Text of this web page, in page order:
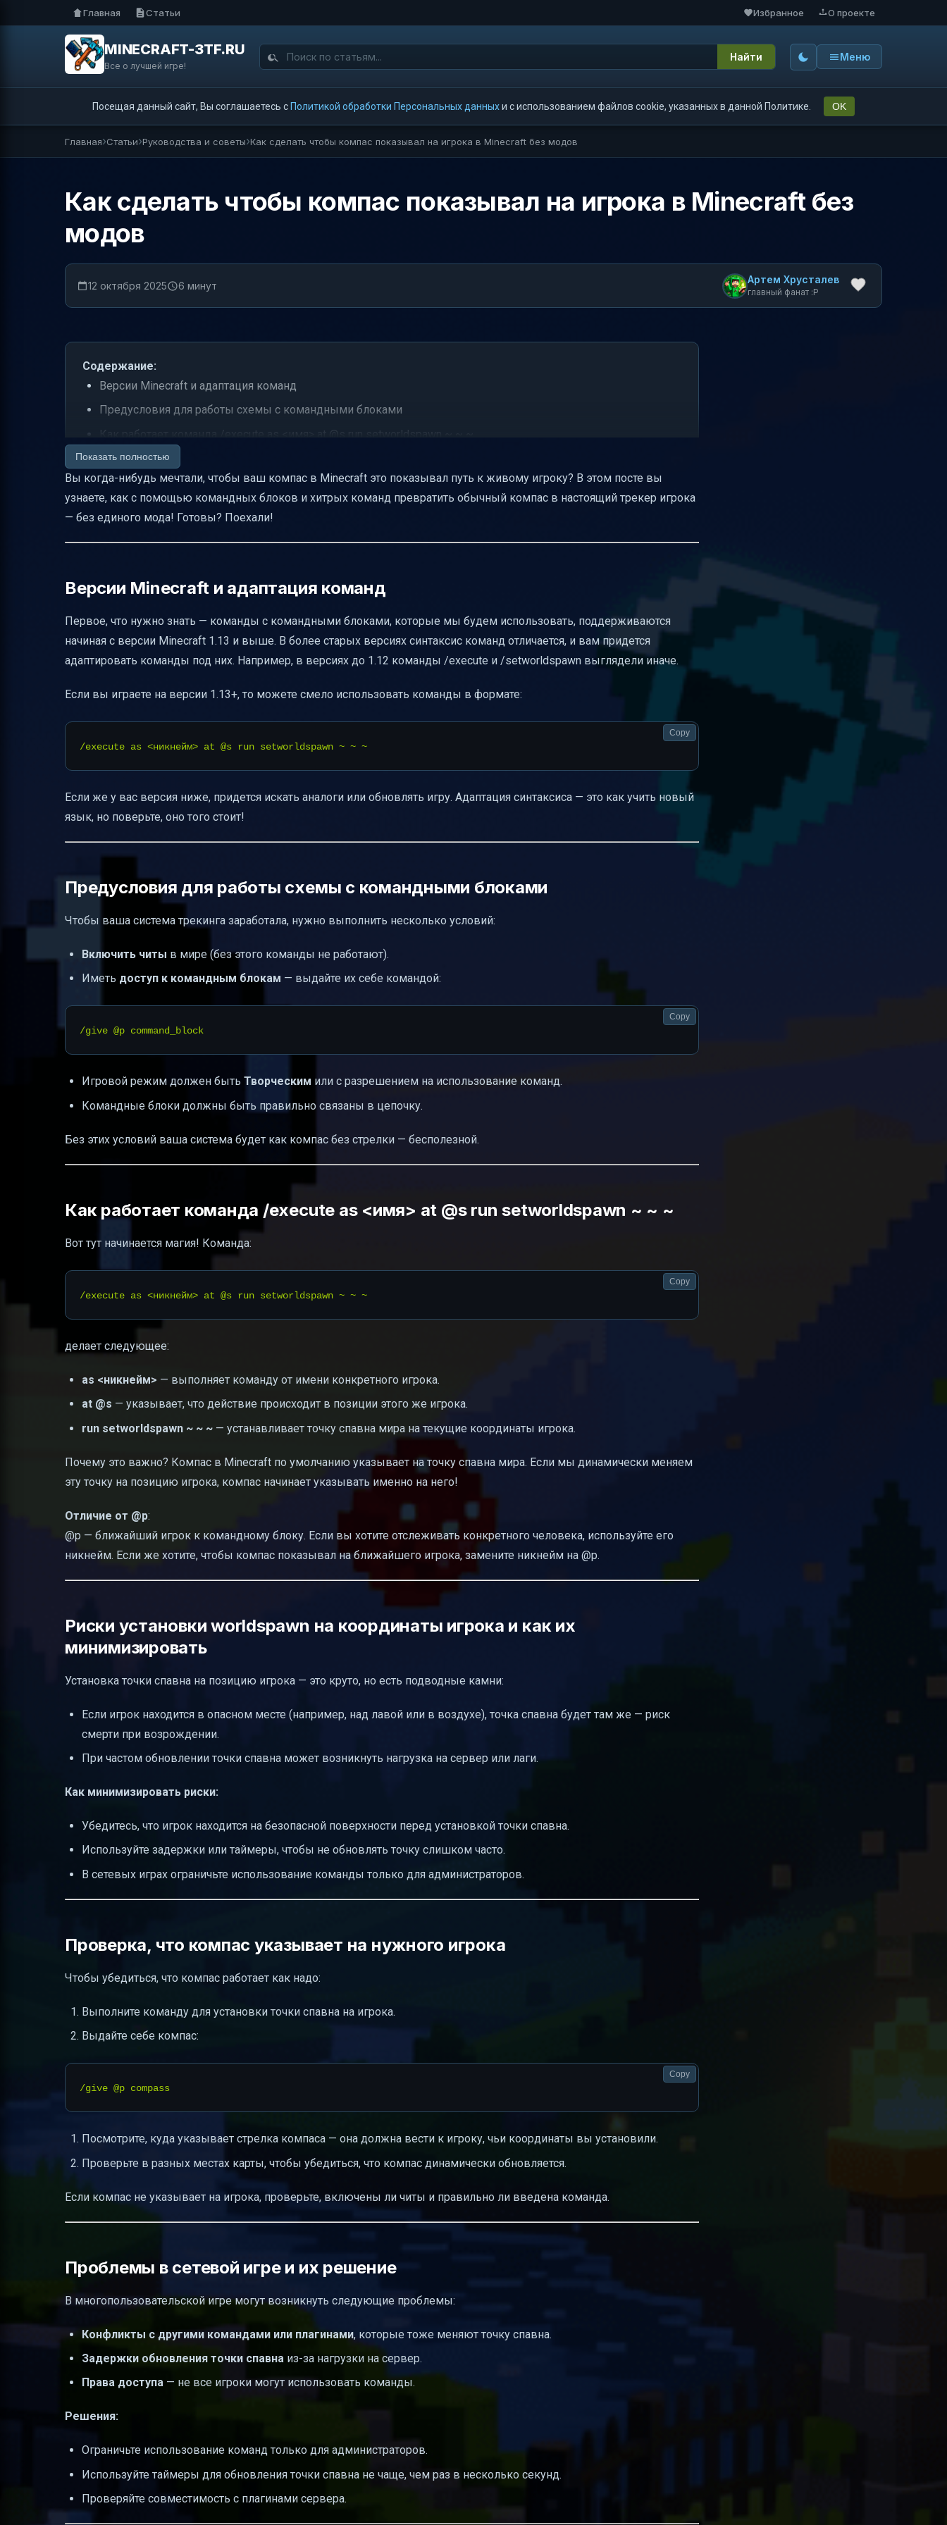
Главная Статьи Избранное О проекте
MINECRAFT-3TF.RU
Все о лучшей игре!
Найти Меню
Посещая данный сайт, Вы соглашаетесь с Политикой обработки Персональных данныхи с использованием файлов cookie, указанных в данной Политике. OK
Главная Статьи Руководства и советы Как сделать чтобы компас показывал на игрока в Minecraft без модов
Как сделать чтобы компас показывал на игрока в Minecraft без
модов
12 октября 2025 6 минут Артем Хрусталев
главный фанат :P
Содержание:
Версии Minecraft и адаптация команд
Предусловия для работы схемы с командными блоками
Как работает команда /execute as <имя> at @s run setworldspawn ~ ~ ~
Риски установки worldspawn на координаты игрока и как их минимизировать
Проверка, что компас указывает на нужного игрока
Проблемы в сетевой игре и их решение
Потенциальные проблемы с командой /execute at @s и как их избежать
Альтернативы без модов и плагинов
Итоговая схема работы системы
Полезные ссылки
Показать полностью
Вы когда-нибудь мечтали, чтобы ваш компас в Minecraft это показывал путь к живому игроку? В этом посте вы
узнаете, как с помощью командных блоков и хитрых команд превратить обычный компас в настоящий трекер игрока
— без единого мода! Готовы? Поехали!
Версии Minecraft и адаптация команд
Первое, что нужно знать — команды с командными блоками, которые мы будем использовать, поддерживаются
начиная с версии Minecraft 1.13 и выше. В более старых версиях синтаксис команд отличается, и вам придется
адаптировать команды под них. Например, в версиях до 1.12 команды /execute и /setworldspawn выглядели иначе.
Если вы играете на версии 1.13+, то можете смело использовать команды в формате:
Copy
Если же у вас версия ниже, придется искать аналоги или обновлять игру. Адаптация синтаксиса — это как учить новый
язык, но поверьте, оно того стоит!
Предусловия для работы схемы с командными блоками
Чтобы ваша система трекинга заработала, нужно выполнить несколько условий:
Включить читы в мире (без этого команды не работают).
Иметь доступ к командным блокам — выдайте их себе командой:
Copy
Игровой режим должен быть Творческим или с разрешением на использование команд.
Командные блоки должны быть правильно связаны в цепочку.
Без этих условий ваша система будет как компас без стрелки — бесполезной.
Как работает команда /execute as <имя> at @s run setworldspawn ~ ~ ~
Вот тут начинается магия! Команда:
Copy
делает следующее:
as <никнейм> — выполняет команду от имени конкретного игрока.
at @s — указывает, что действие происходит в позиции этого же игрока.
run setworldspawn ~ ~ ~ — устанавливает точку спавна мира на текущие координаты игрока.
Почему это важно? Компас в Minecraft по умолчанию указывает на точку спавна мира. Если мы динамически меняем
эту точку на позицию игрока, компас начинает указывать именно на него!
Отличие от @p:
@p — ближайший игрок к командному блоку. Если вы хотите отслеживать конкретного человека, используйте его
никнейм. Если же хотите, чтобы компас показывал на ближайшего игрока, замените никнейм на @p.
Риски установки worldspawn на координаты игрока и как их
минимизировать
Установка точки спавна на позицию игрока — это круто, но есть подводные камни:
Если игрок находится в опасном месте (например, над лавой или в воздухе), точка спавна будет там же — риск
смерти при возрождении.
При частом обновлении точки спавна может возникнуть нагрузка на сервер или лаги.
Как минимизировать риски:
Убедитесь, что игрок находится на безопасной поверхности перед установкой точки спавна.
Используйте задержки или таймеры, чтобы не обновлять точку слишком часто.
В сетевых играх ограничьте использование команды только для администраторов.
Проверка, что компас указывает на нужного игрока
Чтобы убедиться, что компас работает как надо:
Выполните команду для установки точки спавна на игрока.
Выдайте себе компас:
Copy
Посмотрите, куда указывает стрелка компаса — она должна вести к игроку, чьи координаты вы установили.
Проверьте в разных местах карты, чтобы убедиться, что компас динамически обновляется.
Если компас не указывает на игрока, проверьте, включены ли читы и правильно ли введена команда.
Проблемы в сетевой игре и их решение
В многопользовательской игре могут возникнуть следующие проблемы:
Конфликты с другими командами или плагинами, которые тоже меняют точку спавна.
Задержки обновления точки спавна из-за нагрузки на сервер.
Права доступа — не все игроки могут использовать команды.
Решения:
Ограничьте использование команд только для администраторов.
Используйте таймеры для обновления точки спавна не чаще, чем раз в несколько секунд.
Проверяйте совместимость с плагинами сервера.